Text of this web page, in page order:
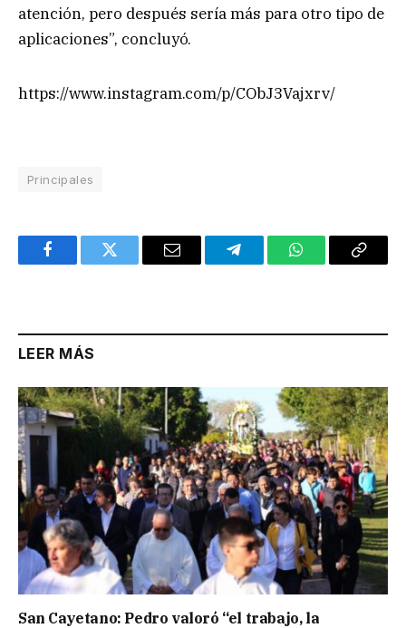
atención, pero después sería más para otro tipo de
aplicaciones”, concluyó.
https://www.instagram.com/p/CObJ3Vajxrv/
Principales
FacebookTwitter Email TelegramWhatsAppCopy
LEER MÁS
San Cayetano: Pedro valoró “el trabajo, la